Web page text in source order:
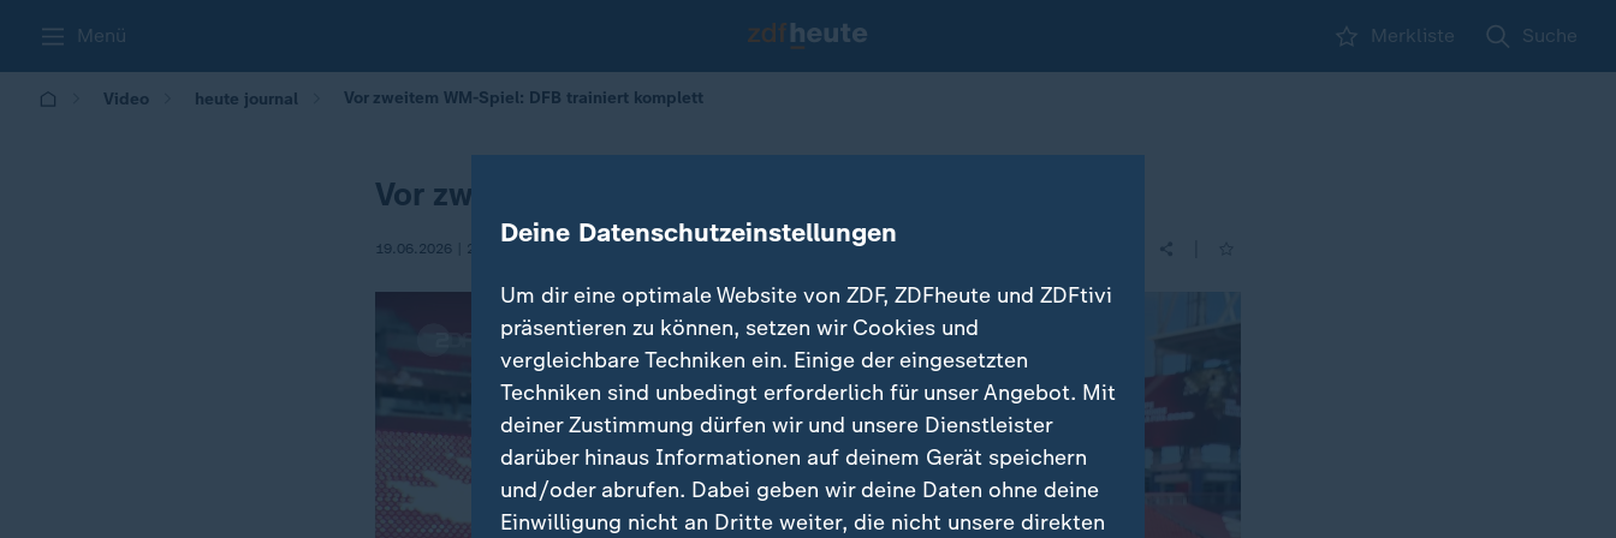
Menü Merkliste Suche
Video heute journal Vor zweitem WM-Spiel: DFB trainiert komplett
Vor zweitem WM-Spiel: DFB trainiert komplett
19.06.2026 | 22:45 Deine Datenschutzeinstellungen
Um dir eine optimale Website von ZDF, ZDFheute und ZDFtivi
präsentieren zu können, setzen wir Cookies und
vergleichbare Techniken ein. Einige der eingesetzten
Techniken sind unbedingt erforderlich für unser Angebot. Mit
deiner Zustimmung dürfen wir und unsere Dienstleister
darüber hinaus Informationen auf deinem Gerät speichern
und/oder abrufen. Dabei geben wir deine Daten ohne deine
Einwilligung nicht an Dritte weiter, die nicht unsere direkten